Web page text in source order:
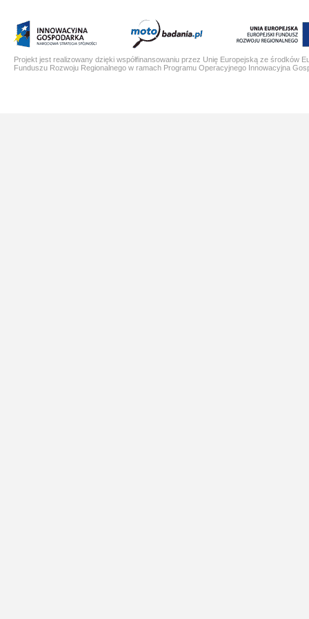
Projekt jest realizowany dzięki współfinansowaniu przez Unię Europejską ze środków
Funduszu Rozwoju Regionalnego w ramach Programu Operacyjnego Innowacyjna